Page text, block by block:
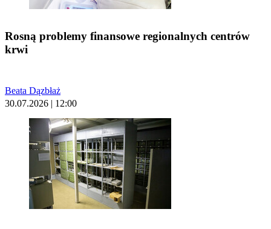
Rosną problemy finansowe regionalnych centrów
krwi
Beata Dązbłaż
30.07.2026 | 12:00